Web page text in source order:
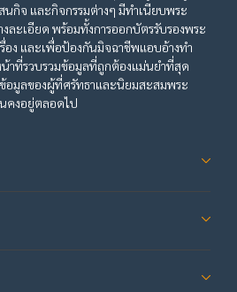
กิจ และกิจกรรมต่างๆ มีทำเนียบพระ
งละเอียด พร้อมทั้งการออกบัตรรับรองพระ
อง และเพื่อป้องกันมิจฉาชีพแอบอ้างทำ
าที่รวบรวมข้อมูลที่ถูกต้องแม่นยำที่สุด
อมูลของผู้ที่ศรัทธาและนิยมสะสมพระ
คงอยู่ตลอดไป